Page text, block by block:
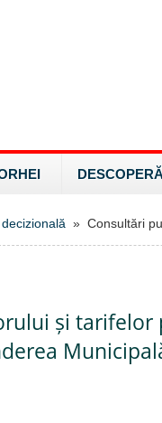
» Consultări
și tarifelor